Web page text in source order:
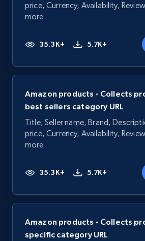
price, Currency, Availability,
more.
35.3K+ 5.7K+
Amazon products - Collects
best sellers category URL
Title, Seller name, Brand,
price, Currency, Availability,
more.
35.3K+ 5.7K+
Amazon products - Collects
specific category URL